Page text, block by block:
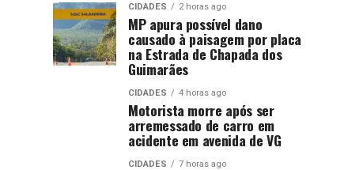
CIDADES 2 horas ago
MP apura possível dano
causado à paisagem por placa
na Estrada de Chapada dos
Guimarães
CIDADES 4 horas ago
Motorista morre após ser
arremessado de carro em
acidente em avenida de VG
CIDADES 7 horas ago